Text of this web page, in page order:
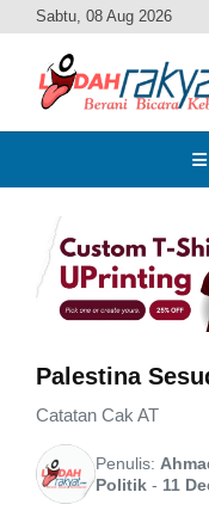
Sabtu, 08 Aug 2026
Palestina
Catatan Cak AT
Penulis:
Politik - 11